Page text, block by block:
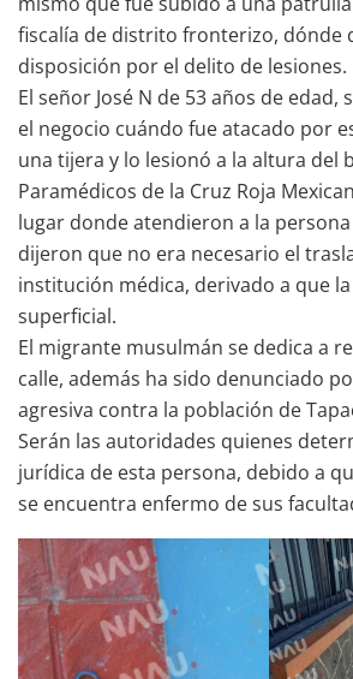
fiscalía de distrito fronterizo, dónde
disposición por el delito de lesiones.
El señor José N de 53 años de edad,
el negocio cuándo fue atacado por
una tijera y lo lesionó a la altura del
Paramédicos de la Cruz Roja
lugar donde atendieron a la
dijeron que no era necesario el
institución médica, derivado a que
superficial.
El migrante musulmán se dedica a
calle, además ha sido denunciado
agresiva contra la población de
Serán las autoridades quienes
jurídica de esta persona, debido a
se encuentra enfermo de sus